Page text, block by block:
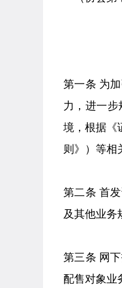
第一条 为
力，进一
境，根据《
则》）等相
第二条 首
及其他业务
第三条 网
配售对象业